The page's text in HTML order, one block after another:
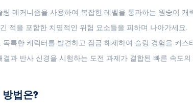
링 메커니즘을 사용하여 복잡한 레벨을 통과하는 원숭이 캐
적을 포함한 치명적인 위험 요소들을 피하며 나아가세요.
독특한 캐릭터를 발견하고 잠금 해제하여 슬링 경험을 커스
결과 반사 신경을 시험하는 도전 과제가 결합된 빠른 속도
법은?